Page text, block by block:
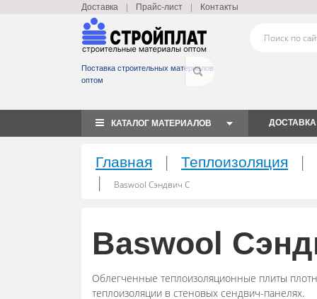
Доставка | Прайс-лист | Контакты
Поставка строительных материалов
оптом
КАТАЛОГ МАТЕРИАЛОВ ДОСТАВКА
Главная | Теплоизоляция
|
|
Baswool Сэндвич С
Baswool
Облегченные теплоизоляционные плиты
теплоизоляции в стеновых сендвич-панелях.